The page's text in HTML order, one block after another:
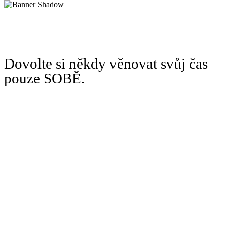
Dovolte si někdy věnovat svůj čas
pouze SOBĚ.